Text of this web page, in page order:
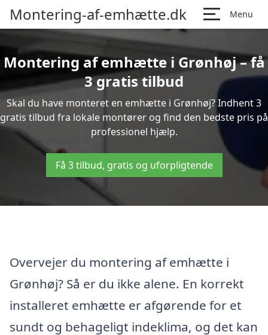
Montering-af-emhætte.dk Menu
Montering af emhætte i Grønhøj – få
3 gratis tilbud
Skal du have monteret en emhætte i Grønhøj? Indhent 3
gratis tilbud fra lokale montører og find den bedste pris på
professionel hjælp.
Få 3 tilbud, gratis og uforpligtende
Overvejer du montering af emhætte i
Grønhøj? Så er du ikke alene. En korrekt
installeret emhætte er afgørende for et
sundt og behageligt indeklima, og det kan